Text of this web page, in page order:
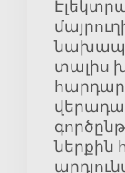
տալիս
ներքին